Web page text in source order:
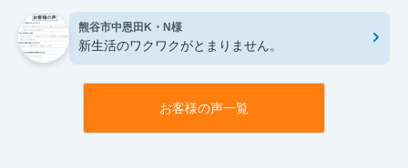
熊谷市中恩田K・N様
新生活のワクワクがとまりません。
お客様の声一覧